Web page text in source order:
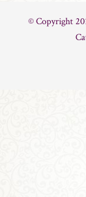
© Copyright